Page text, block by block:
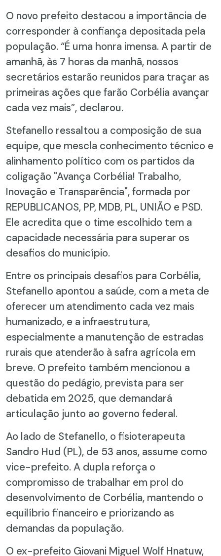
O novo prefeito destacou a importância de
corresponder à confiança depositada pela
população. “É uma honra imensa. A partir de
amanhã, às 7 horas da manhã, nossos
secretários estarão reunidos para traçar as
primeiras ações que farão Corbélia avançar
cada vez mais”, declarou.
Stefanello ressaltou a composição de sua
equipe, que mescla conhecimento técnico e
alinhamento político com os partidos da
coligação "Avança Corbélia! Trabalho,
Inovação e Transparência", formada por
REPUBLICANOS, PP, MDB, PL, UNIÃO e PSD.
Ele acredita que o time escolhido tem a
capacidade necessária para superar os
desafios do município.
Entre os principais desafios para Corbélia,
Stefanello apontou a saúde, com a meta de
oferecer um atendimento cada vez mais
humanizado, e a infraestrutura,
especialmente a manutenção de estradas
rurais que atenderão à safra agrícola em
breve. O prefeito também mencionou a
questão do pedágio, prevista para ser
debatida em 2025, que demandará
articulação junto ao governo federal.
Ao lado de Stefanello, o fisioterapeuta
Sandro Hud (PL), de 53 anos, assume como
vice-prefeito. A dupla reforça o
compromisso de trabalhar em prol do
desenvolvimento de Corbélia, mantendo o
equilíbrio financeiro e priorizando as
demandas da população.
O ex-prefeito Giovani Miguel Wolf Hnatuw,